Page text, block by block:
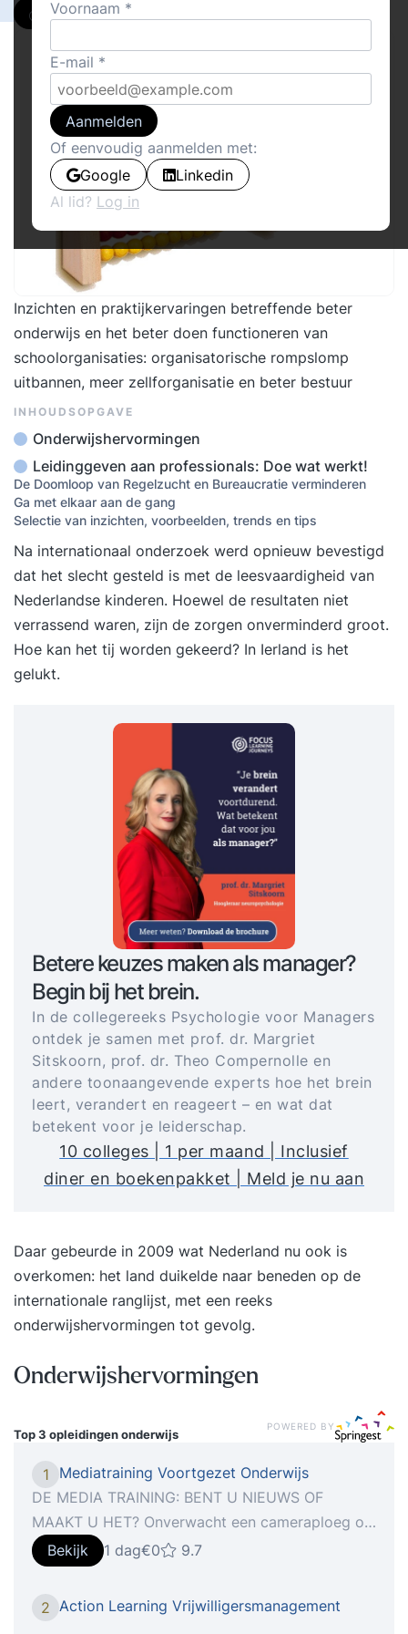
Delen
Inzichten en praktijkervaringen betreffende beter
onderwijs en het beter doen functioneren van
schoolorganisaties: organisatorische rompslomp
uitbannen, meer zellforganisatie en beter bestuur
INHOUDSOPGAVE
Onderwijshervormingen
Leidinggeven aan professionals: Doe wat werkt!
De Doomloop van Regelzucht en Bureaucratie verminderen
Ga met elkaar aan de gang
Selectie van inzichten, voorbeelden, trends en tips
Na internationaal onderzoek werd opnieuw bevestigd
dat het slecht gesteld is met de leesvaardigheid van
Nederlandse kinderen. Hoewel de resultaten niet
verrassend waren, zijn de zorgen onverminderd groot.
Hoe kan het tij worden gekeerd? In Ierland is het
gelukt.
Betere keuzes maken als manager?
Begin bij het brein.
In de collegereeks Psychologie voor Managers
ontdek je samen met prof. dr. Margriet
Sitskoorn, prof. dr. Theo Compernolle en
andere toonaangevende experts hoe het brein
leert, verandert en reageert – en wat dat
betekent voor je leiderschap.
10 colleges | 1 per maand | Inclusief
diner en boekenpakket | Meld je nu aan
Daar gebeurde in 2009 wat Nederland nu ook is
overkomen: het land duikelde naar beneden op de
internationale ranglijst, met een reeks
onderwijshervormingen tot gevolg.
Onderwijshervormingen
Top 3 opleidingenonderwijs
POWERED BY
1
Mediatraining Voortgezet Onderwijs
DE MEDIA TRAINING: BENT U NIEUWS OF
MAAKT U HET? Onverwacht een cameraploeg op
het schoolplein? Geen commentaar? Als school
staat u tegenover sneller in de picture dan ooit,
zeker gezien de impact die (social) media
tegenwoordig hebben op de performance van
Bekijk 1 dag€0 9.7
2 Action Learning Vrijwilligersmanagement
Voornaam
E-mail
Aanmelden
Of eenvoudig aanmelden met:
Google
Linkedin
Al lid? Log in